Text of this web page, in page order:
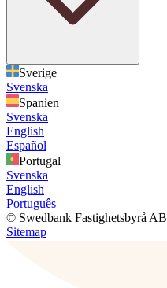
Sverige
Svenska
Spanien
Svenska
English
Español
Portugal
Svenska
English
Português
© Swedbank Fastighetsbyrå AB
Sitemap